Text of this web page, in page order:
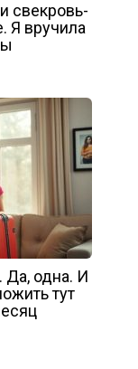
свекровь-
Я вручила
Да, одна. И
тут